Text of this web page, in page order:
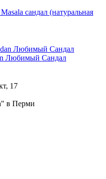
сандал (натуральная
Любимый Сандал
17
в Перми